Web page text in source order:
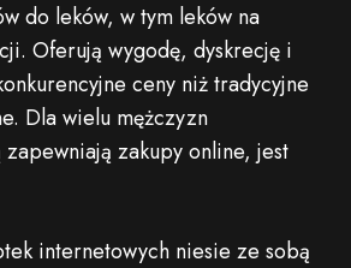
do leków, w tym leków na
Oferują wygodę, dyskrecję i
ceny niż tradycyjne
Dla wielu mężczyzn
zakupy online, jest
internetowych niesie ze sobą